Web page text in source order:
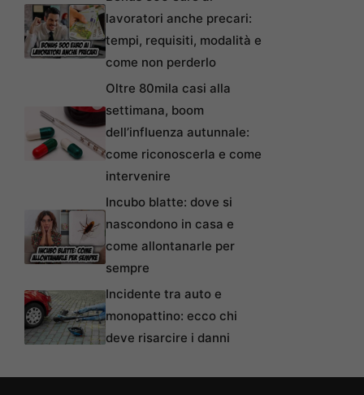
lavoratori anche precari:
tempi, requisiti, modalità e
come non perderlo
Oltre 80mila casi alla
settimana, boom
dell’influenza autunnale:
come riconoscerla e come
intervenire
Incubo blatte: dove si
nascondono in casa e
come allontanarle per
sempre
Incidente tra auto e
monopattino: ecco chi
deve risarcire i danni